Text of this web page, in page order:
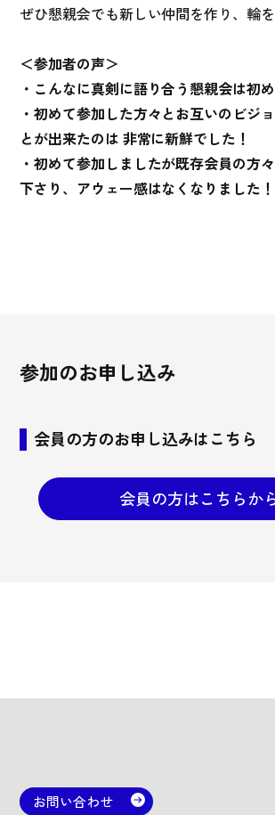
ぜひ懇親会でも新しい仲間を作り、輪
＜参加者の声＞
・こんなに真剣に語り合う懇親会は初
・初めて参加した方々とお互いのビジ
とが出来たのは 非常に新鮮でした！
・初めて参加しましたが既存会員の方
下さり、アウェー感はなくなりました！
参加のお申し込み
会員の方のお申し込みはこちら
会員の方はこちらか
お問い合わせ